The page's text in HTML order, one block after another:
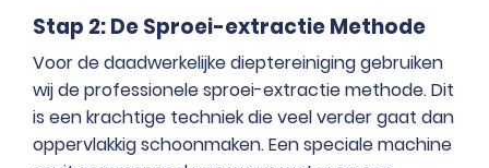
Stap 2: De Sproei-extractie Methode
Voor de daadwerkelijke dieptereiniging gebruiken
wij de professionele sproei-extractie methode. Dit
is een krachtige techniek die veel verder gaat dan
oppervlakkig schoonmaken. Een speciale machine